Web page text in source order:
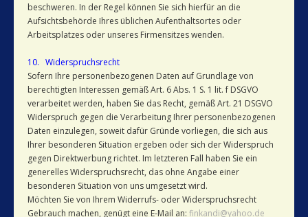
beschweren. In der Regel können Sie sich hierfür an die
Aufsichtsbehörde Ihres üblichen Aufenthaltsortes oder
Arbeitsplatzes oder unseres Firmensitzes wenden.
10. Widerspruchsrecht
Sofern Ihre personenbezogenen Daten auf Grundlage von
berechtigten Interessen gemäß Art. 6 Abs. 1 S. 1 lit. f DSGVO
verarbeitet werden, haben Sie das Recht, gemäß Art. 21 DSGVO
Widerspruch gegen die Verarbeitung Ihrer personenbezogenen
Daten einzulegen, soweit dafür Gründe vorliegen, die sich aus
Ihrer besonderen Situation ergeben oder sich der Widerspruch
gegen Direktwerbung richtet. Im letzteren Fall haben Sie ein
generelles Widerspruchsrecht, das ohne Angabe einer
besonderen Situation von uns umgesetzt wird.
Möchten Sie von Ihrem Widerrufs- oder Widerspruchsrecht
Gebrauch machen, genügt eine E-Mail an: finkandi@yahoo.de